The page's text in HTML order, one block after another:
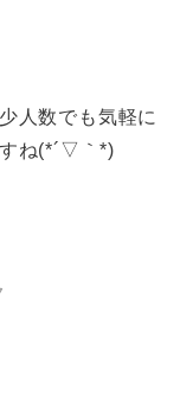
人数でも気軽に
ね(*´▽｀*)